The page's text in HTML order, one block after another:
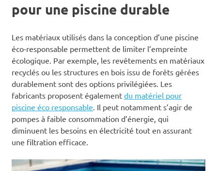
pour une piscine durable
Les matériaux utilisés dans la conception d’une piscine
éco-responsable permettent de limiter l’empreinte
écologique. Par exemple, les revêtements en matériaux
recyclés ou les structures en bois issu de forêts gérées
durablement sont des options privilégiées. Les
fabricants proposent également du matériel pour
piscine éco responsable. Il peut notamment s’agir de
pompes à faible consommation d’énergie, qui
diminuent les besoins en électricité tout en assurant
une filtration efficace.